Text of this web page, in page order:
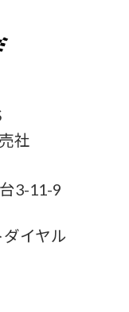
社
3-11-9
ダイヤル